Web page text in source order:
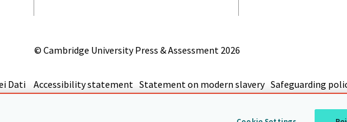
© Cambridge University Press & Assessment 2026
Dati Accessibility statement Statement on modern slavery Safeguarding